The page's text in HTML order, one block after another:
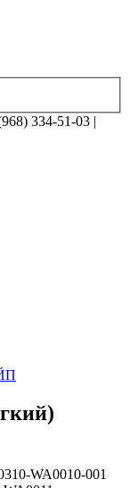
334-51-03 |